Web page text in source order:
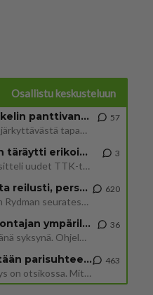
Osallistu keskusteluun
Muistatko Mikkelin panttivankidraaman?
Uusi draamasarja järkyttävästä tapauksesta on tulossa. Tositapahtumiin perustuva sarja ammentaa vuoden 1986 Mikkelin pan
57
Ernest Lawson täräytti erikoisen heiton TTK-lehdistötilaisuudessa: " Onko tässä tarkoituksena...?"
Ernest Lawson esitteli uudet TTK-tähtioppilaat ja opettajat torstaina 6.8. lehdistölle. Tulevalla kaudella on yksi hausk
3
Jos SDP ei voita reilusti, persut kumoavat demokratian Suomesta
Näin tekisi ainakin Rydman seuratessaan idolinsa Trumpin mallia https://www.is.fi/politiikka/art-2000012187244.html
620
Uuden TTK-juontajan ympärillä epätietoisuus sakenee - Nyt MTV hämmentää soppaa
TTK tulee taas tänä syksynä. Ohjelman uudet tähtioppilaat julkistetaan torstaina 6. elokuuta klo 14 alkavassa lehdistö
36
Mitä tuot pöytään parisuhteessa?
Siinäpä se kysymys on otsikossa. Mitäpä siis tuot/toisit pöytään parisuhteessa? Oletko mies vai nainen? Koetko sen mitä
463